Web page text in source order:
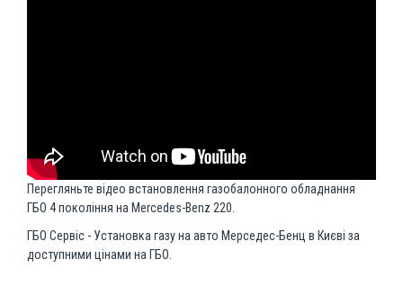
Перегляньте відео встановлення газобалонного обладнання
ГБО 4 покоління на Mercedes-Benz 220.
ГБО Сервіс - Установка газу на авто Мерседес-Бенц в Києві за
доступними цінами на ГБО.